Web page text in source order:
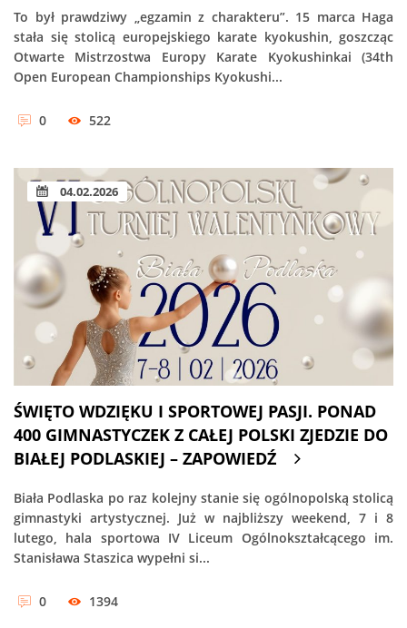
To był prawdziwy „egzamin z charakteru”. 15 marca Haga
stała się stolicą europejskiego karate kyokushin, goszcząc
Otwarte Mistrzostwa Europy Karate Kyokushinkai (34th
Open European Championships Kyokushi...
0 522
04.02.2026
ŚWIĘTO WDZIĘKU I SPORTOWEJ PASJI. PONAD
400 GIMNASTYCZEK Z CAŁEJ POLSKI ZJEDZIE DO
BIAŁEJ PODLASKIEJ – ZAPOWIEDŹ
Biała Podlaska po raz kolejny stanie się ogólnopolską stolicą
gimnastyki artystycznej. Już w najbliższy weekend, 7 i 8
lutego, hala sportowa IV Liceum Ogólnokształcącego im.
Stanisława Staszica wypełni si...
0 1394